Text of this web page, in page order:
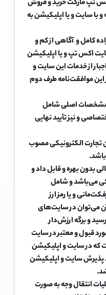
تپ مارکت خرید و فروش
با سایت و یا اپلیکیشن به
کامل و آگاهی از کم و
اکس تپ و یا اپلیکیشن
از خدمات این سایت و
این موافقت‌نامه طرف دوم
مشخصات اصلی شامل
و نیز تأیید نهایی
تجارت الکترونیکی مصوب
مالی بدون بهره و قابل داد و
می‌باشد و شامل
و یا رمز ارز
آن می‌توان در سایت‌های
و برگه ارزش‌دار
قبول و معتبر در سایت
در سایت و اپلیکیشن
سایت و اپلیکیشن
انتقال وجه به صورت